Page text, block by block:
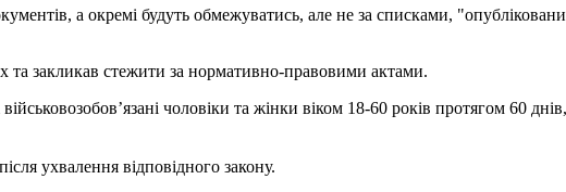
а окремі будуть обмежуватись, але не за списками,
та закликав стежити за нормативно-правовими актами.
військовозобовʼязані чоловіки та жінки віком 18-60 років протягом 60
ухвалення відповідного закону.